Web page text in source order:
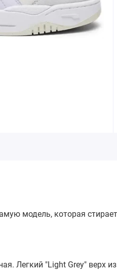
модель, которая
Легкий "Light Grey" верх